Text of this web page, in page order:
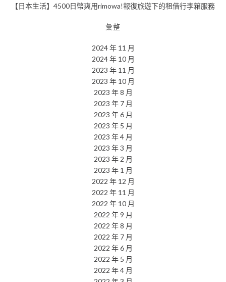
【日本生活】4500日幣爽用rimowa!報復旅遊下的租借行李箱服務
彙整
2024 年 11 月
2024 年 10 月
2023 年 11 月
2023 年 10 月
2023 年 8 月
2023 年 7 月
2023 年 6 月
2023 年 5 月
2023 年 4 月
2023 年 3 月
2023 年 2 月
2023 年 1 月
2022 年 12 月
2022 年 11 月
2022 年 10 月
2022 年 9 月
2022 年 8 月
2022 年 7 月
2022 年 6 月
2022 年 5 月
2022 年 4 月